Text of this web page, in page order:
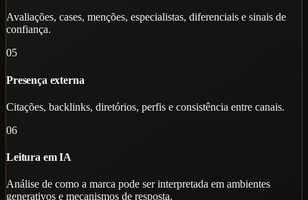
Avaliações, cases, menções, especialistas, diferenciais e sinais de
confiança.
05
Presença externa
Citações, backlinks, diretórios, perfis e consistência entre canais.
06
Leitura em IA
Análise de como a marca pode ser interpretada em ambientes
generativos e mecanismos de resposta.